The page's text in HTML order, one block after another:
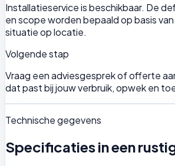
Installatieservice is beschikbaar. De
en scope worden bepaald op basis
situatie op locatie.
Volgende stap
Vraag een adviesgesprek of offerte
dat past bij jouw verbruik, opwek en
Technische gegevens
Specificaties in een